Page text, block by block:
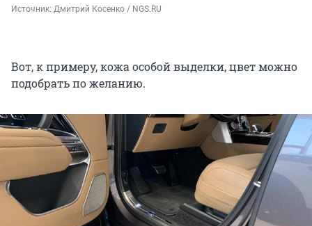
Источник: Дмитрий Косенко / NGS.RU
Вот, к примеру, кожа особой выделки, цвет можно
подобрать по желанию.